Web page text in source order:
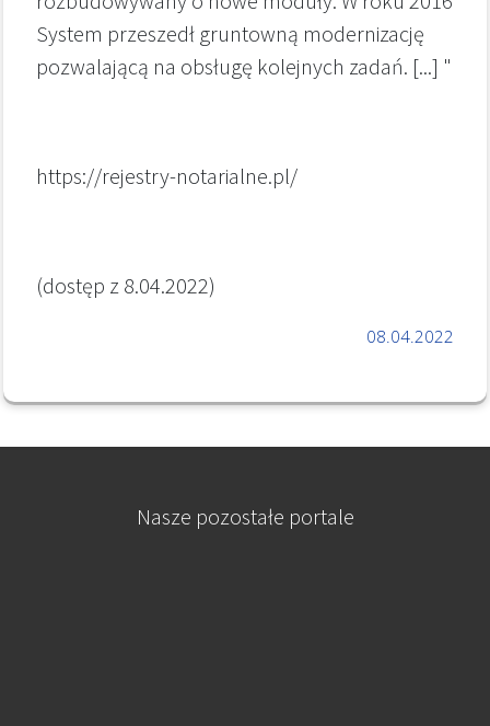
System przeszedł gruntowną modernizację
pozwalającą na obsługę kolejnych zadań. [...] "
https://rejestry-notarialne.pl/
(dostęp z 8.04.2022)
08.04.2022
Nasze pozostałe portale